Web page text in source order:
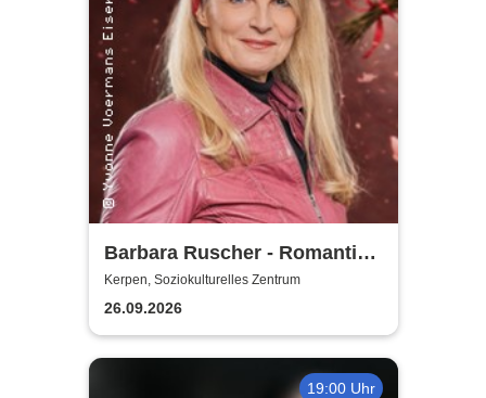
Barbara Ruscher - Romantik,
aber zack, zack!
Kerpen, Soziokulturelles Zentrum
26.09.2026
19:00 Uhr